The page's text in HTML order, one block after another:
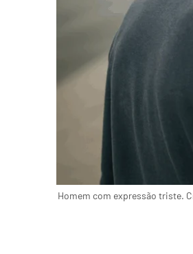
Homem com expressão triste.